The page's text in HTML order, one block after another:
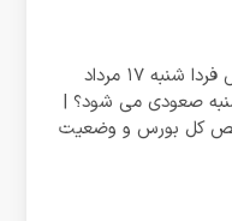
پیش بینی بورس فردا شنبه 17 مرداد
شنبه صعودی می شود؟ |
کل بورس و وضعیت